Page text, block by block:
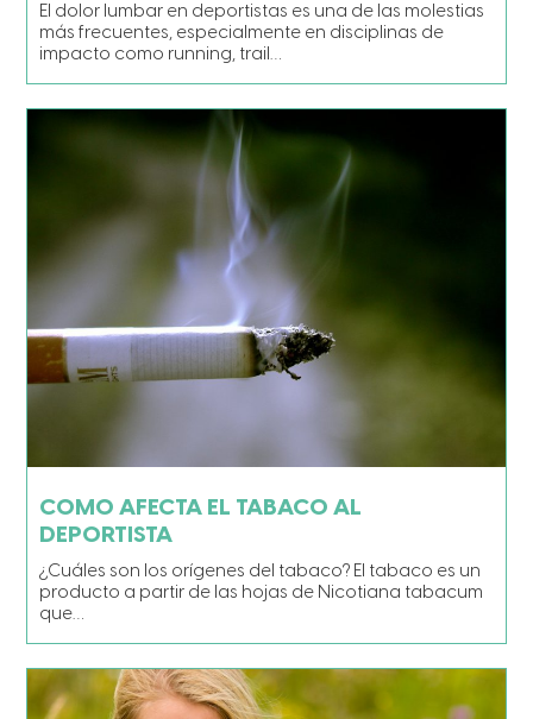
El dolor lumbar en deportistas es una de las molestias
más frecuentes, especialmente en disciplinas de
impacto como running, trail…
COMO AFECTA EL TABACO AL
DEPORTISTA
¿Cuáles son los orígenes del tabaco? El tabaco es un
producto a partir de las hojas de Nicotiana tabacum
que…